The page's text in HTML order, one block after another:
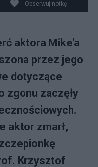
Obserwuj notkę
aktora Mike'a
przez jego
dotyczące
zgonu zaczęły
aktor zmarł,
Krzysztof